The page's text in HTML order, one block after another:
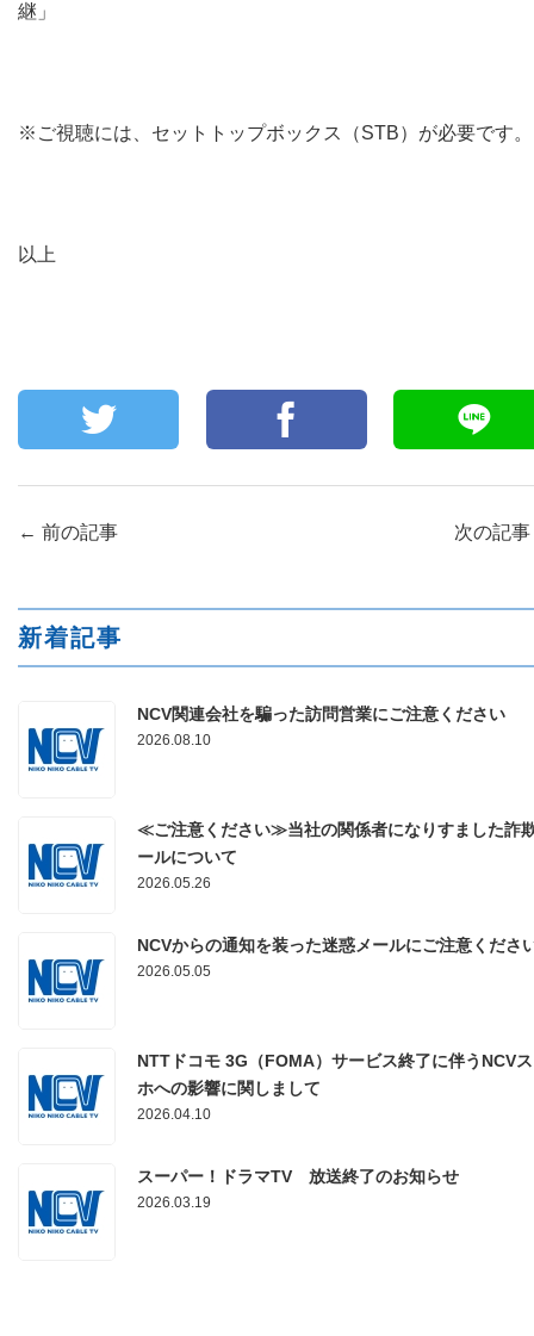
継」
※ご視聴には、セットトップボックス（STB）が必要です。
以上
← 前の記事 次の記事
新着記事
NCV関連会社を騙った訪問営業にご注意ください
2026.08.10
≪ご注意ください≫当社の関係者になりすました詐
ールについて
2026.05.26
NCVからの通知を装った迷惑メールにご注意くださ
2026.05.05
NTTドコモ 3G（FOMA）サービス終了に伴うNCV
ホへの影響に関しまして
2026.04.10
スーパー！ドラマTV 放送終了のお知らせ
2026.03.19